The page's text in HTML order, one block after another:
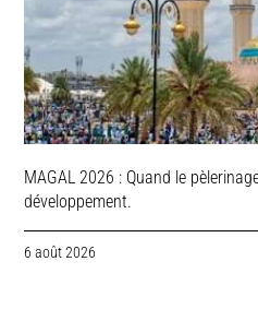
MAGAL 2026 : Quand le
développement.
6 août 2026